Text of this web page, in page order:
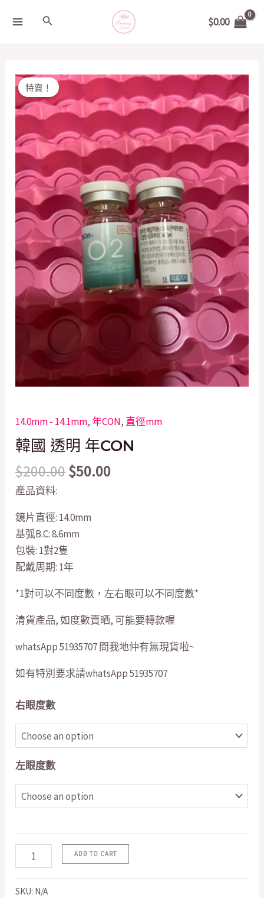
Search $0.00
特賣！
14.0mm - 14.1mm,年CON, 直徑mm
韓國 透明 年CON
$200.00
Original
price
was:
$200.00.
$50.00
Current
price
is:
$50.00.
產品資料:
鏡片直徑: 14.0mm
基弧B.C: 8.6mm
包裝: 1對2隻
配戴周期: 1年
*1對可以不同度數，左右眼可以不同度數*
清貨產品, 如度數賣晒, 可能要轉款喔
whatsApp 51935707 問我地仲有無現貨啦~
如有特別要求請whatsApp 51935707
右眼度數
左眼度數
韓
國
透
明
年
quantity
ADD TO CART
SKU: N/A